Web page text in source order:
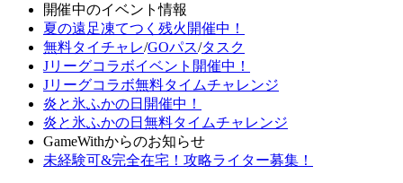
開催中のイベント情報
夏の遠足凍てつく残火開催中！
無料タイチャレ/GOパス/タスク
Jリーグコラボイベント開催中！
Jリーグコラボ無料タイムチャレンジ
炎と氷ふかの日開催中！
炎と氷ふかの日無料タイムチャレンジ
GameWithからのお知らせ
未経験可&完全在宅！攻略ライター募集！